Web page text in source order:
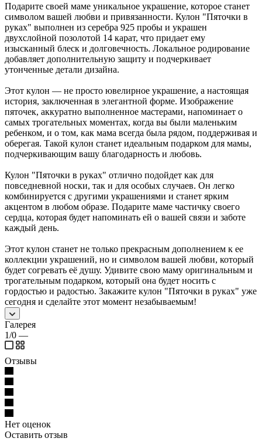
Подарите своей маме уникальное украшение, которое станет
символом вашей любви и привязанности. Кулон "Пяточки в
руках" выполнен из серебра 925 пробы и украшен
двухслойной позолотой 14 карат, что придает ему
изысканный блеск и долговечность. Локальное родирование
добавляет дополнительную защиту и подчеркивает
утонченные детали дизайна.
Этот кулон — не просто ювелирное украшение, а настоящая
история, заключенная в элегантной форме. Изображение
пяточек, аккуратно выполненное мастерами, напоминает о
самых трогательных моментах, когда вы были маленьким
ребенком, и о том, как мама всегда была рядом, поддерживая и
оберегая. Такой кулон станет идеальным подарком для мамы,
подчеркивающим вашу благодарность и любовь.
Кулон "Пяточки в руках" отлично подойдет как для
повседневной носки, так и для особых случаев. Он легко
комбинируется с другими украшениями и станет ярким
акцентом в любом образе. Подарите маме частичку своего
сердца, которая будет напоминать ей о вашей связи и заботе
каждый день.
Этот кулон станет не только прекрасным дополнением к ее
коллекции украшений, но и символом вашей любви, который
будет согревать её душу. Удивите свою маму оригинальным и
трогательным подарком, который она будет носить с
гордостью и радостью. Закажите кулон "Пяточки в руках" уже
сегодня и сделайте этот момент незабываемым!
Галерея
1/0 —
Отзывы
Нет оценок
Оставить отзыв